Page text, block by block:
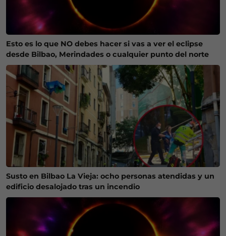
Esto es lo que NO debes hacer si vas a ver el eclipse
desde Bilbao, Merindades o cualquier punto del norte
Susto en Bilbao La Vieja: ocho personas atendidas y un
edificio desalojado tras un incendio